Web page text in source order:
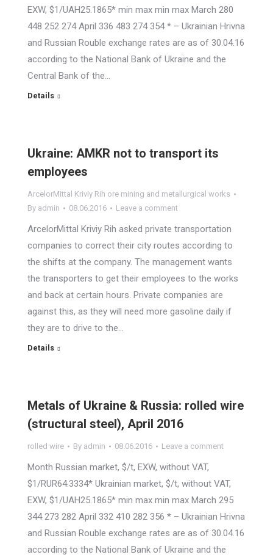
EXW, $1/UAH25.1865* min max min max March 280
448 252 274 April 336 483 274 354 * – Ukrainian Hrivna
and Russian Rouble exchange rates are as of 30.04.16
according to the National Bank of Ukraine and the
Central Bank of the…
Details
Ukraine: AMKR not to transport its
employees
ArcelorMittal Kriviy Rih ore mining and metallurgical works
By admin 08.06.2016 Leave a comment
ArcelorMittal Kriviy Rih asked private transportation
companies to correct their city routes according to
the shifts at the company. The management wants
the transporters to get their employees to the works
and back at certain hours. Private companies are
against this, as they will need more gasoline daily if
they are to drive to the…
Details
Metals of Ukraine & Russia: rolled wire
(structural steel), April 2016
rolled wire By admin 08.06.2016 Leave a comment
Month Russian market, $/t, EXW, without VAT,
$1/RUR64.3334* Ukrainian market, $/t, without VAT,
EXW, $1/UAH25.1865* min max min max March 295
344 273 282 April 332 410 282 356 * – Ukrainian Hrivna
and Russian Rouble exchange rates are as of 30.04.16
according to the National Bank of Ukraine and the